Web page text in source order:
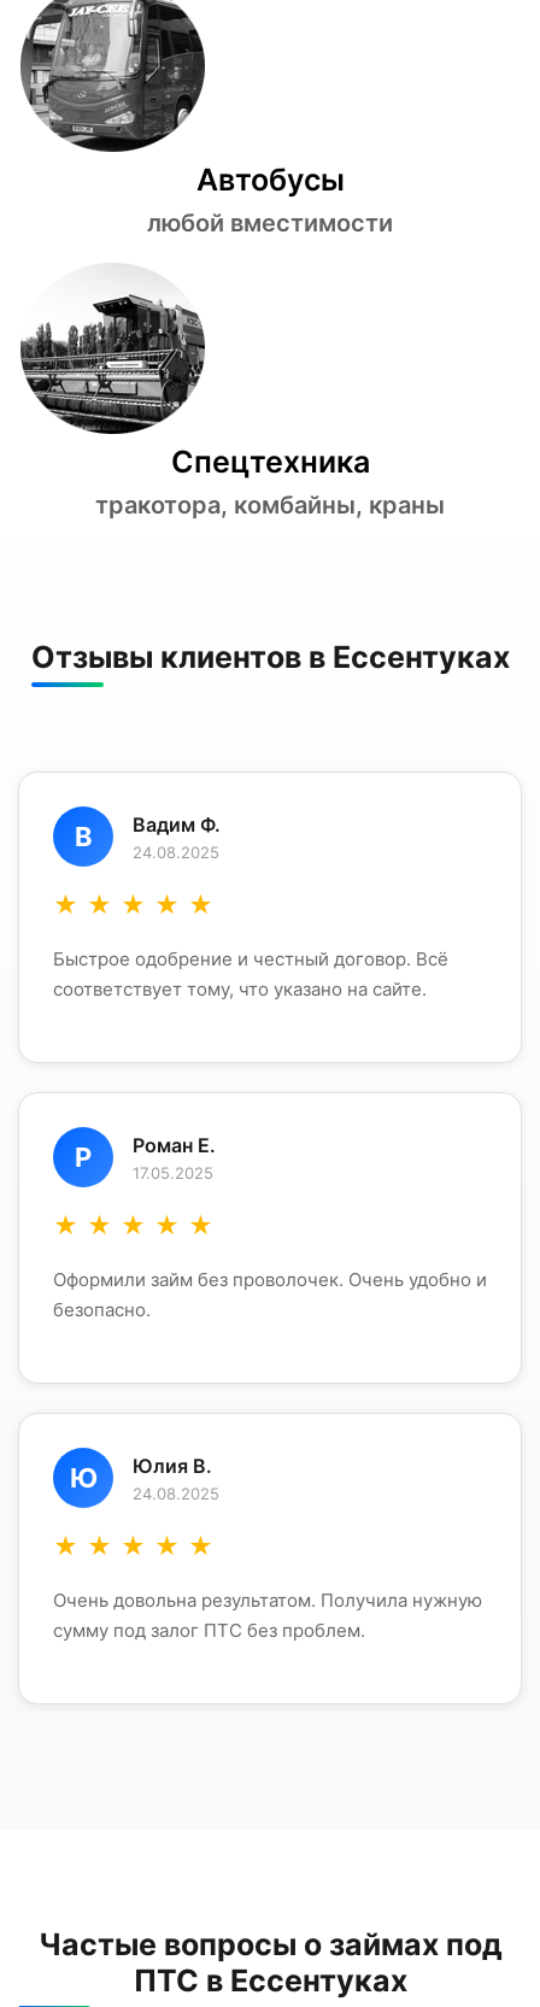
Автобусы
любой вместимости
Спецтехника
тракотора, комбайны, краны
Отзывы клиентов в Ессентуках
В Вадим Ф.
24.08.2025
★ ★ ★ ★ ★
Быстрое одобрение и честный договор. Всё
соответствует тому, что указано на сайте.
Р Роман Е.
17.05.2025
★ ★ ★ ★ ★
Оформили займ без проволочек. Очень удобно и
безопасно.
Ю Юлия В.
24.08.2025
★ ★ ★ ★ ★
Очень довольна результатом. Получила нужную
сумму под залог ПТС без проблем.
Частые вопросы о займах под
ПТС в Ессентуках